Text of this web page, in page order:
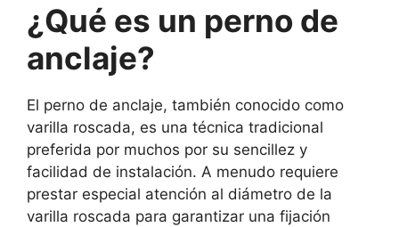
¿Qué es un perno de
anclaje?
El perno de anclaje, también conocido como
varilla roscada, es una técnica tradicional
preferida por muchos por su sencillez y
facilidad de instalación. A menudo requiere
prestar especial atención al diámetro de la
varilla roscada para garantizar una fijación